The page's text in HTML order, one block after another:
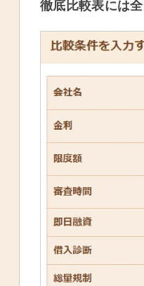
徹底比較表には